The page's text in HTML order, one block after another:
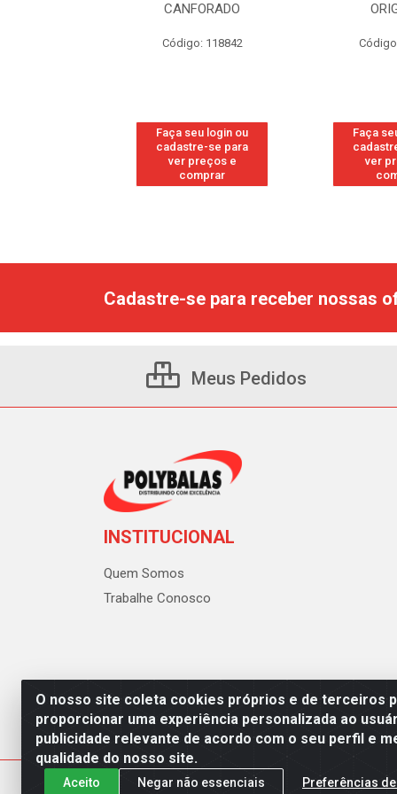
ORIGINAL
Código: 118877
Faça seu login ou
cadastre-se para
ver preços e
comprar
Faça
ver
O nosso site coleta cookies próprios e de terceiros
proporcionar uma experiência personalizada ao
publicidade relevante de acordo com o seu perfil e
qualidade do nosso site.
Aceito Negar não essenciais Preferências
Cadastre-se para receber nossas
Meus Pedidos
INSTITUCIONAL
Quem Somos
Trabalhe Conosco
Polybalas - Rua João Miguel